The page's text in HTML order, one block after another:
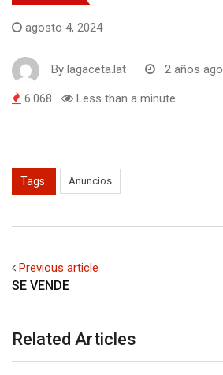
agosto 4, 2024
By lagaceta.lat 2 años ago
6.068 Less than a minute
Tags: Anuncios
Previous article
SE VENDE
Related Articles